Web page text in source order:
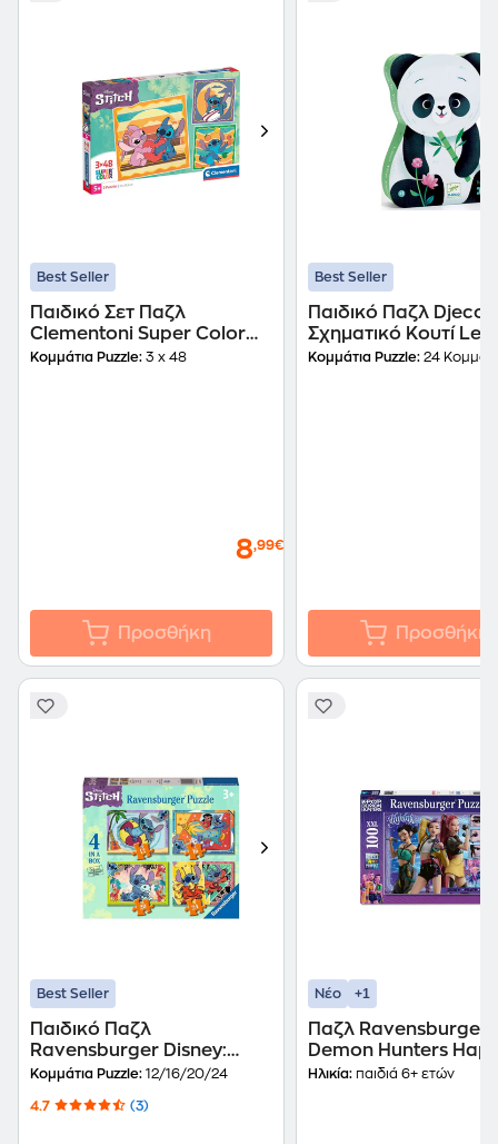
Best Seller
Παιδικό Σετ Παζλ
Clementoni Super Color
Disney Stich (3x48
Κομμάτια Puzzle: 3 x 48
8,99€
Προσθήκη
Best Seller
Παιδικό Παζλ Djeco
Σχηματικό Κουτί Leo
Πάντα (24 Κομμάτια)
Κομμάτια Puzzle: 24
Προσθήκη
Best Seller
Παιδικό Παζλ
Ravensburger Disney:
Stitch (12/16/20/24
Κομμάτια Puzzle: 12/16/20/24
4.7 (3)
Νέο +1
Παζλ Ravensburger
Demon Hunters
Fans, Happy
Ηλικία: παιδιά 6+ ετών